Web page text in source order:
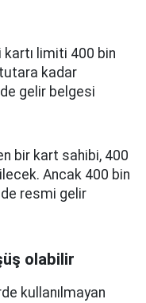
limiti 400 bin
tutara kadar
gelir belgesi
bir kart sahibi, 400
Ancak 400 bin
resmi gelir
olabilir
kullanılmayan